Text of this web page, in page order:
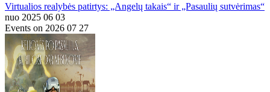
Virtualios realybės patirtys: „Angelų takais“ ir „Pasaulių sutvėrimas“
nuo 2025 06 03
Events on 2026 07 27